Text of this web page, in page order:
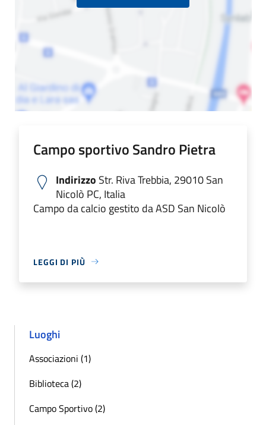
Campo sportivo Sandro Pietra
Indirizzo Str. Riva Trebbia, 29010 San
Nicolò PC, Italia
Campo da calcio gestito da ASD San Nicolò
LEGGI DI PIÙ
Luoghi
Associazioni (1)
Biblioteca (2)
Campo Sportivo (2)